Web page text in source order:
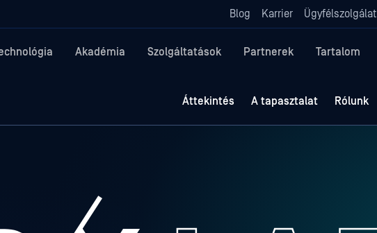
Blog Karrier Ügyfélszolgálat
Akadémia Szolgáltatások Partnerek Tartalom
Áttekintés A tapasztalat Rólunk